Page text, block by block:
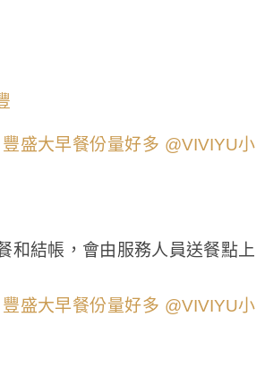
和結帳，會由服務人員送餐點上